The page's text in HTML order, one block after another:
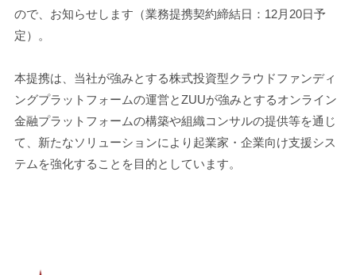
ので、お知らせします（業務提携契約締結日：12月20日予
定）。
本提携は、当社が強みとする株式投資型クラウドファンディ
ングプラットフォームの運営とZUUが強みとするオンライン
金融プラットフォームの構築や組織コンサルの提供等を通じ
て、新たなソリューションにより起業家・企業向け支援シス
テムを強化することを目的としています。